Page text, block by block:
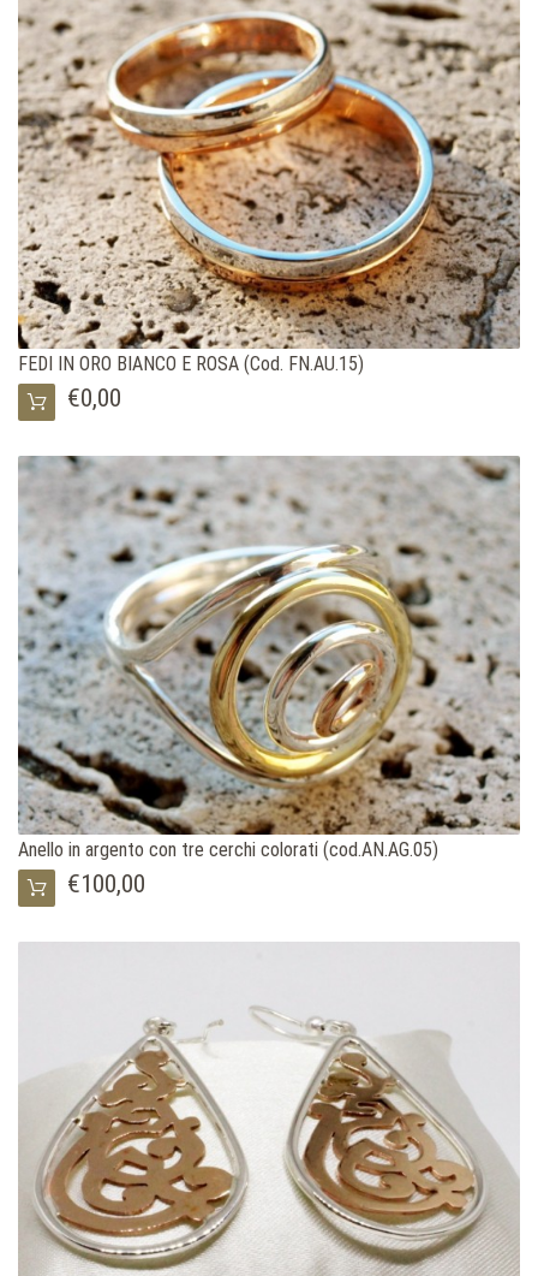
FEDI IN ORO BIANCO E ROSA (Cod. FN.AU.15)
€0,00
Anello in argento con tre cerchi colorati (cod.AN.AG.05)
€100,00